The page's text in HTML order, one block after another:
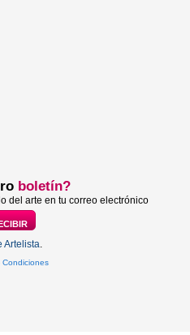
boletín?
del arte en tu correo electrónico
Artelista.
Condiciones